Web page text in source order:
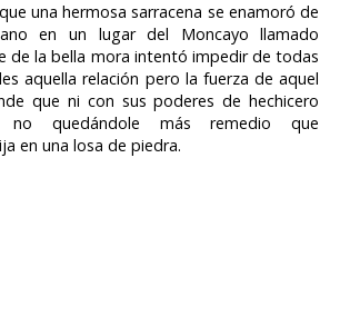
una hermosa sarracena se enamoró de
en un lugar del Moncayo llamado
de la bella mora intentó impedir de todas
aquella relación pero la fuerza de aquel
que ni con sus poderes de hechicero
no quedándole más remedio que
en una losa de piedra.